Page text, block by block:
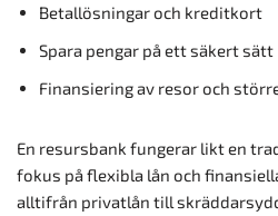
Betallösningar och kreditkort
Spara pengar på ett säkert sätt
Finansiering av resor och
En resursbank fungerar likt en
fokus på flexibla lån och
alltifrån privatlån till